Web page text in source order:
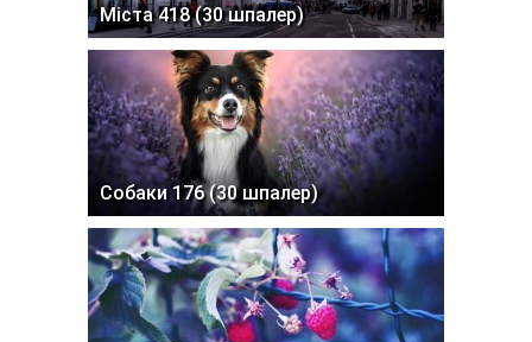
Міста 418 (30 шпалер)
Собаки 176 (30 шпалер)